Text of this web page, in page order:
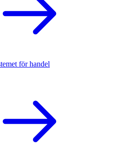
för handel